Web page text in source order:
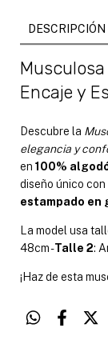
DESCRIPCIÓN
Encaje y
Descubre la
elegancia y
en 100%
diseño único con
estampado
La model usa
48cm -Talle 2:
¡Haz de esta